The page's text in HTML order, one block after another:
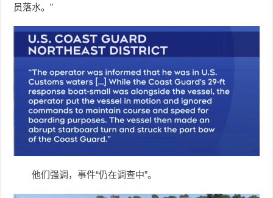
员落水。”
他们强调，事件“仍在调查中”。